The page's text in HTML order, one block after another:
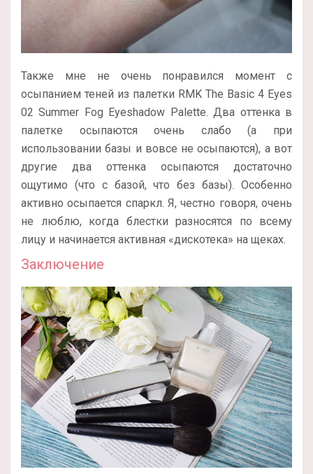
Также мне не очень понравился момент с
осыпанием теней из палетки RMK The Basic 4 Eyes
02 Summer Fog Eyeshadow Palette. Два оттенка в
палетке осыпаются очень слабо (а при
использовании базы и вовсе не осыпаются), а вот
другие два оттенка осыпаются достаточно
ощутимо (что с базой, что без базы). Особенно
активно осыпается спаркл. Я, честно говоря, очень
не люблю, когда блестки разносятся по всему
лицу и начинается активная «дискотека» на щеках.
Заключение